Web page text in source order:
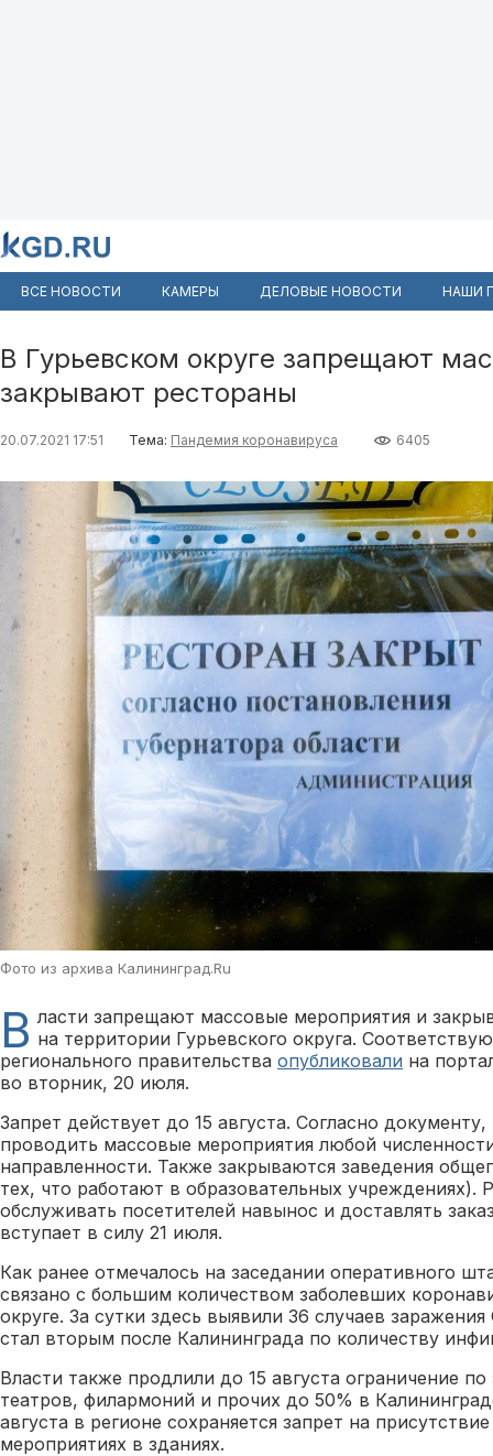
ВСЕ НОВОСТИ КАМЕРЫ ДЕЛОВЫЕ НОВОСТИ НАШИ
В Гурьевском округе запрещают
закрывают рестораны
20.07.2021 17:51 Тема: Пандемия коронавируса 6405
Фото из архива Калининград.Ru
В ласти запрещают массовые мероприятия и
на территории Гурьевского округа.
регионального правительства опубликовали на
во вторник, 20 июля.
Запрет действует до 15 августа. Согласно
проводить массовые мероприятия любой
направленности. Также закрываются заведения
тех, что работают в образовательных учреждениях).
обслуживать посетителей навынос и доставлять
вступает в силу 21 июля.
Как ранее отмечалось на заседании оперативного
связано с большим количеством заболевших
округе. За сутки здесь выявили 36 случаев
стал вторым после Калининграда по количеству
Власти также продлили до 15 августа ограничение
театров, филармоний и прочих до 50% в
августа в регионе сохраняется запрет на
мероприятиях в зданиях.